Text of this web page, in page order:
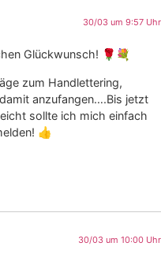
30/03 um 9:57 Uhr
Glückwunsch! 🌹💐
zum Handlettering,
anzufangen….Bis jetzt
sollte ich mich einfach
👍
30/03 um 10:00 Uhr